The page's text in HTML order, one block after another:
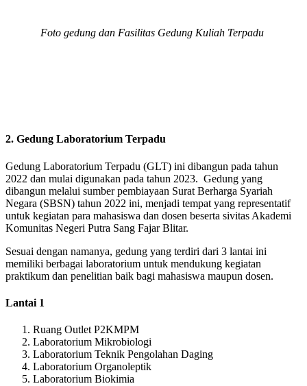
Foto gedung dan Fasilitas Gedung Kuliah Terpadu
2. Gedung Laboratorium Terpadu
Gedung Laboratorium Terpadu (GLT) ini dibangun pada tahun
2022 dan mulai digunakan pada tahun 2023. Gedung yang
dibangun melalui sumber pembiayaan Surat Berharga Syariah
Negara (SBSN) tahun 2022 ini, menjadi tempat yang representatif
untuk kegiatan para mahasiswa dan dosen beserta sivitas Akademi
Komunitas Negeri Putra Sang Fajar Blitar.
Sesuai dengan namanya, gedung yang terdiri dari 3 lantai ini
memiliki berbagai laboratorium untuk mendukung kegiatan
praktikum dan penelitian baik bagi mahasiswa maupun dosen.
Lantai 1
Ruang Outlet P2KMPM
Laboratorium Mikrobiologi
Laboratorium Teknik Pengolahan Daging
Laboratorium Organoleptik
Laboratorium Biokimia